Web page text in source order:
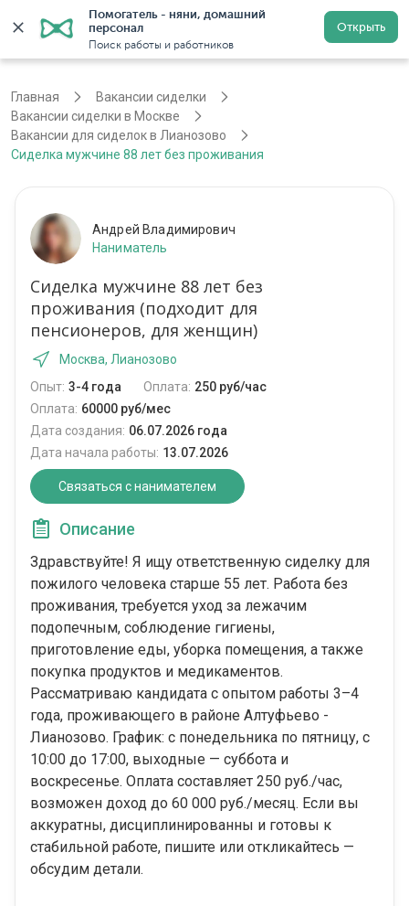
Помогатель - няни, домашний
персонал
Поиск работы и работников
Открыть
Регистрация
Главная
Вакансии сиделки
Вакансии сиделки в Москве
Вакансии для сиделок в Лианозово
Сиделка мужчине 88 лет без проживания
Андрей Владимирович
Наниматель
Сиделка мужчине 88 лет без
проживания (подходит для
пенсионеров, для женщин)
Москва, Лианозово
Опыт: 3-4 года Оплата: 250 руб/час
Оплата: 60000 руб/мес
Дата создания: 06.07.2026 года
Дата начала работы: 13.07.2026
Связаться с нанимателем
Описание
Здравствуйте! Я ищу ответственную сиделку для
пожилого человека старше 55 лет. Работа без
проживания, требуется уход за лежачим
подопечным, соблюдение гигиены,
приготовление еды, уборка помещения, а также
покупка продуктов и медикаментов.
Рассматриваю кандидата с опытом работы 3–4
года, проживающего в районе Алтуфьево -
Лианозово. График: с понедельника по пятницу, с
10:00 до 17:00, выходные — суббота и
воскресенье. Оплата составляет 250 руб./час,
возможен доход до 60 000 руб./месяц. Если вы
аккуратны, дисциплинированны и готовы к
стабильной работе, пишите или откликайтесь —
обсудим детали.